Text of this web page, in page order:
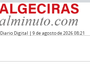
Diario Digital | 9 de agosto de 2026 08:21